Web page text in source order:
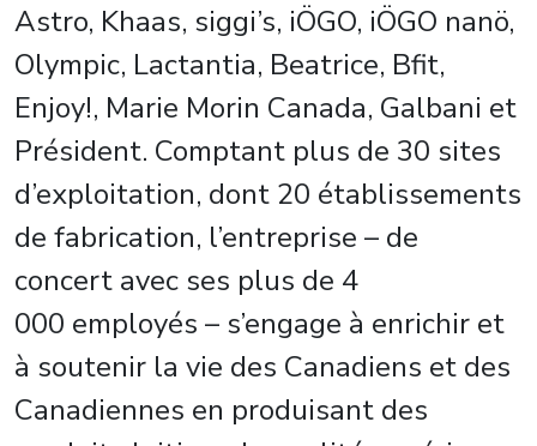
Astro, Khaas, siggi’s, iÖGO, iÖGO nanö,
Olympic, Lactantia, Beatrice, Bfit,
Enjoy!, Marie Morin Canada, Galbani et
Président. Comptant plus de 30 sites
d’exploitation, dont 20 établissements
de fabrication, l’entreprise – de
concert avec ses plus de 4
000 employés – s’engage à enrichir et
à soutenir la vie des Canadiens et des
Canadiennes en produisant des